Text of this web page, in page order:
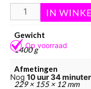
Aanvullende
Gewicht
1400 g
Afmetingen
229 × 155 × 12 mm
Nog 10 uur 34